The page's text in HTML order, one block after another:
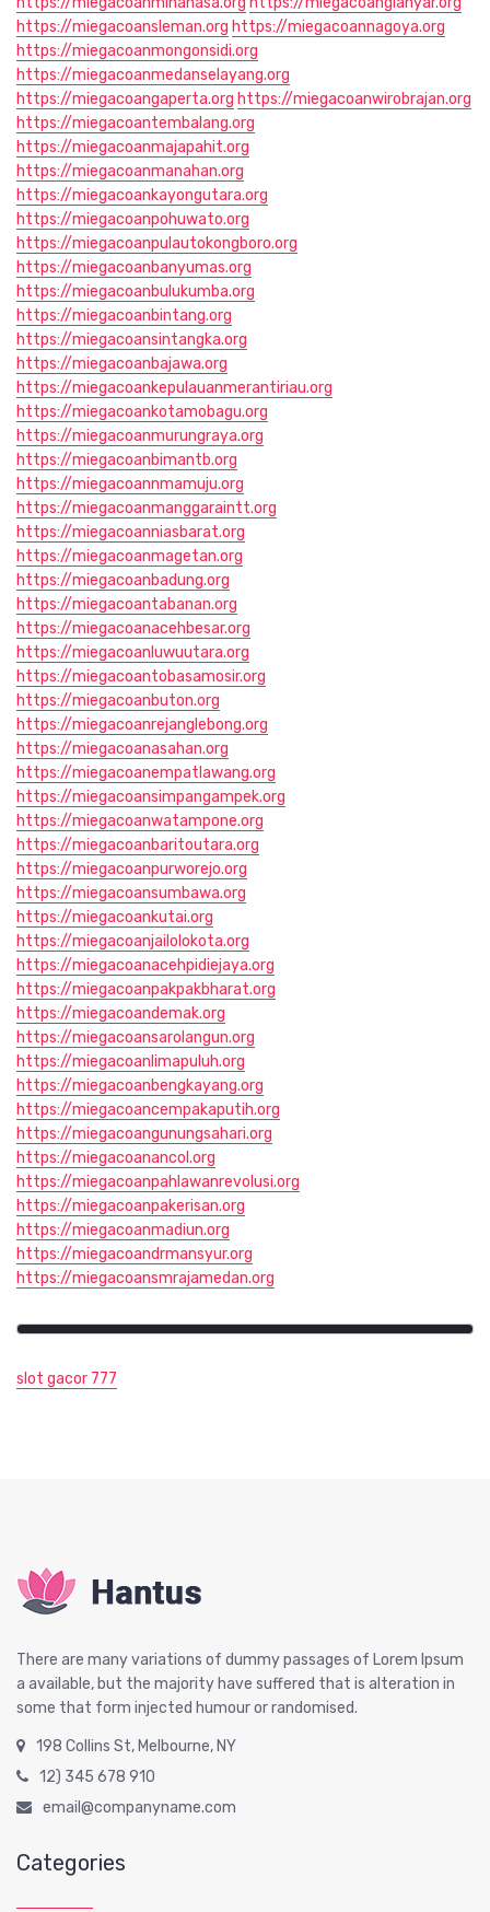
https://miegacoansleman.org https://miegacoannagoya.org
https://miegacoanmongonsidi.org
https://miegacoanmedanselayang.org
https://miegacoangaperta.org https://miegacoanwirobrajan.org
https://miegacoantembalang.org
https://miegacoanmajapahit.org
https://miegacoanmanahan.org
https://miegacoankayongutara.org
https://miegacoanpohuwato.org
https://miegacoanpulautokongboro.org
https://miegacoanbanyumas.org
https://miegacoanbulukumba.org
https://miegacoanbintang.org
https://miegacoansintangka.org
https://miegacoanbajawa.org
https://miegacoankepulauanmerantiriau.org
https://miegacoankotamobagu.org
https://miegacoanmurungraya.org
https://miegacoanbimantb.org
https://miegacoannmamuju.org
https://miegacoanmanggaraintt.org
https://miegacoanniasbarat.org
https://miegacoanmagetan.org
https://miegacoanbadung.org
https://miegacoantabanan.org
https://miegacoanacehbesar.org
https://miegacoanluwuutara.org
https://miegacoantobasamosir.org
https://miegacoanbuton.org
https://miegacoanrejanglebong.org
https://miegacoanasahan.org
https://miegacoanempatlawang.org
https://miegacoansimpangampek.org
https://miegacoanwatampone.org
https://miegacoanbaritoutara.org
https://miegacoanpurworejo.org
https://miegacoansumbawa.org
https://miegacoankutai.org
https://miegacoanjailolokota.org
https://miegacoanacehpidiejaya.org
https://miegacoanpakpakbharat.org
https://miegacoandemak.org
https://miegacoansarolangun.org
https://miegacoanlimapuluh.org
https://miegacoanbengkayang.org
https://miegacoancempakaputih.org
https://miegacoangunungsahari.org
https://miegacoanancol.org
https://miegacoanpahlawanrevolusi.org
https://miegacoanpakerisan.org
https://miegacoanmadiun.org
https://miegacoandrmansyur.org
https://miegacoansmrajamedan.org
slot gacor 777
There are many variations of dummy passages of Lorem Ipsum
a available, but the majority have suffered that is alteration in
some that form injected humour or randomised.
198 Collins St, Melbourne, NY
12) 345 678 910
email@companyname.com
Categories